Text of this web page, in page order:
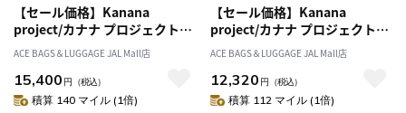
【セール価格】Kanana
project/カナナ プロジェクト
PJ-16 リュックサック A4 17L
ACE BAGS＆LUGGAGE JAL Mall店
15,400 円 （税込）
積算 140 マイル (1倍)
【セール価格】Kanana
project/カナナ プロジェクト
PJ-17 リュックサックS ミニポ
ACE BAGS＆LUGGAGE JAL Mall店
12,320 円 （税込）
積算 112 マイル (1倍)